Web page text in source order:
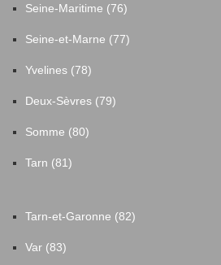
Seine-Maritime (76)
Seine-et-Marne (77)
Yvelines (78)
Deux-Sèvres (79)
Somme (80)
Tarn (81)
Tarn-et-Garonne (82)
Var (83)